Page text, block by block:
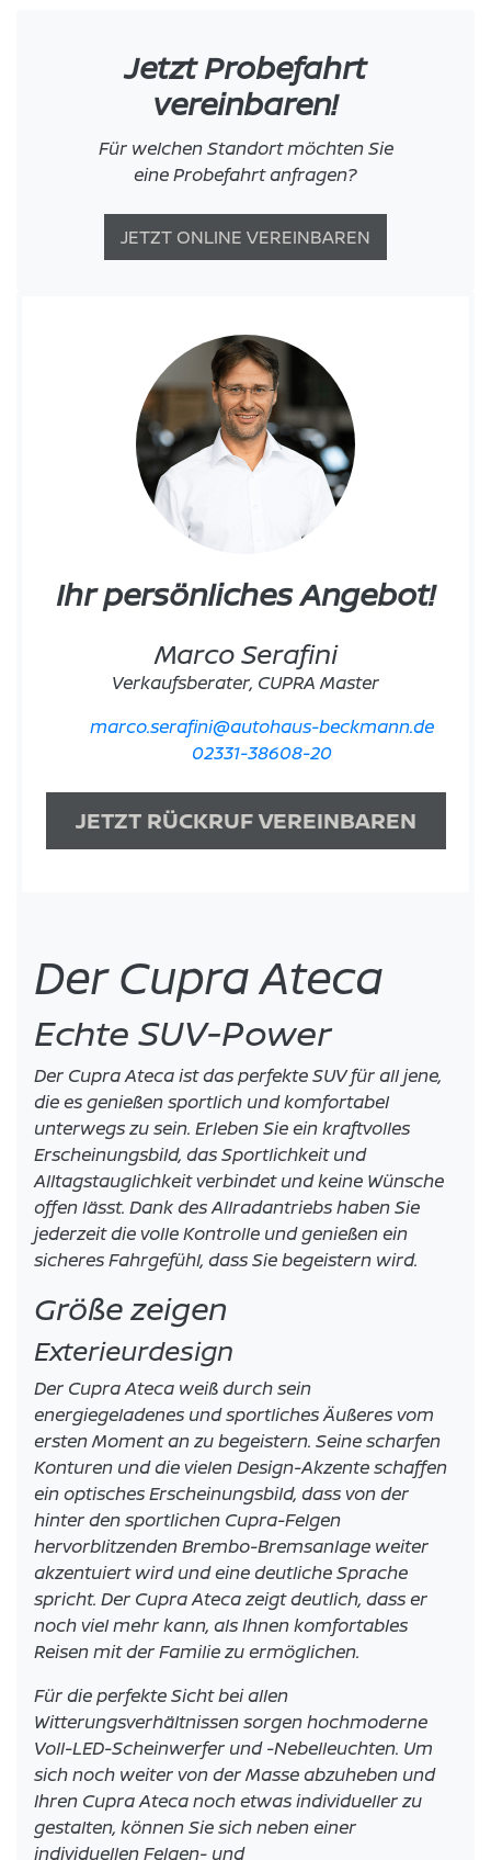
Jetzt Probefahrt
vereinbaren!
Für welchen Standort möchten Sie
eine Probefahrt anfragen?
JETZT ONLINE VEREINBAREN
Ihr persönliches Angebot!
Marco Serafini
Verkaufsberater, CUPRA Master
marco.serafini@autohaus-beckmann.de
02331-38608-20
JETZT RÜCKRUF VEREINBAREN
Der Cupra Ateca
Echte SUV-Power
Der Cupra Ateca ist das perfekte SUV für all jene,
die es genießen sportlich und komfortabel
unterwegs zu sein. Erleben Sie ein kraftvolles
Erscheinungsbild, das Sportlichkeit und
Alltagstauglichkeit verbindet und keine Wünsche
offen lässt. Dank des Allradantriebs haben Sie
jederzeit die volle Kontrolle und genießen ein
sicheres Fahrgefühl, dass Sie begeistern wird.
Größe zeigen
Exterieurdesign
Der Cupra Ateca weiß durch sein
energiegeladenes und sportliches Äußeres vom
ersten Moment an zu begeistern. Seine scharfen
Konturen und die vielen Design-Akzente schaffen
ein optisches Erscheinungsbild, dass von der
hinter den sportlichen Cupra-Felgen
hervorblitzenden Brembo-Bremsanlage weiter
akzentuiert wird und eine deutliche Sprache
spricht. Der Cupra Ateca zeigt deutlich, dass er
noch viel mehr kann, als Ihnen komfortables
Reisen mit der Familie zu ermöglichen.
Für die perfekte Sicht bei allen
Witterungsverhältnissen sorgen hochmoderne
Voll-LED-Scheinwerfer und -Nebelleuchten. Um
sich noch weiter von der Masse abzuheben und
Ihren Cupra Ateca noch etwas individueller zu
gestalten, können Sie sich neben einer
individuellen Felgen- und